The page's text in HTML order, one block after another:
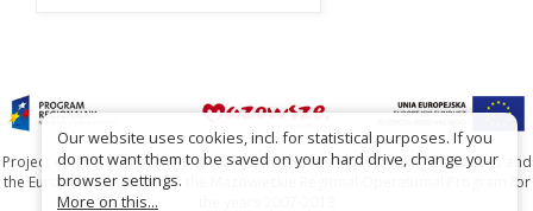
Project co-financed by the Marshal's Office of the Mazowieckie Voivodship and
the European Union under the Mazowieckie Regional Operational Program for
Our website uses cookies, incl. for statistical purposes. If you
do not want them to be saved on your hard drive, change your
browser settings.
More on this...